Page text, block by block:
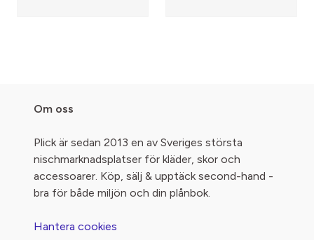
Om oss
Plick är sedan 2013 en av Sveriges största
nischmarknadsplatser för kläder, skor och
accessoarer. Köp, sälj & upptäck second-hand -
bra för både miljön och din plånbok.
Hantera cookies